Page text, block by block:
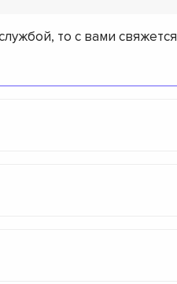
то с вами свяжется